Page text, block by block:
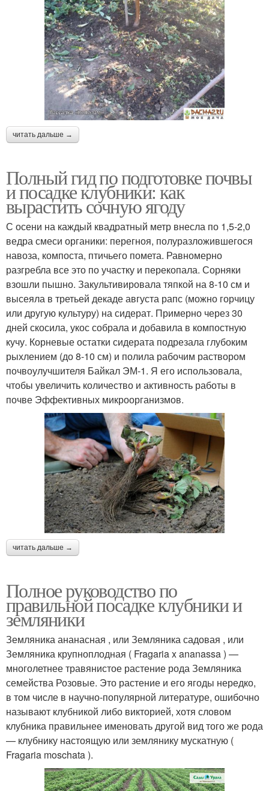
читать дальше →
Полный гид по подготовке почвы
и посадке клубники: как
вырастить сочную ягоду
С осени на каждый квадратный метр внесла по 1,5-2,0
ведра смеси органики: перегноя, полуразложившегося
навоза, компоста, птичьего помета. Равномерно
разгребла все это по участку и перекопала. Сорняки
взошли пышно. Закультивировала тяпкой на 8-10 см и
высеяла в третьей декаде августа рапс (можно горчицу
или другую культуру) на сидерат. Примерно через 30
дней скосила, укос собрала и добавила в компостную
кучу. Корневые остатки сидерата подрезала глубоким
рыхлением (до 8-10 см) и полила рабочим раствором
почвоулучшителя Байкал ЭМ-1. Я его использовала,
чтобы увеличить количество и активность работы в
почве Эффективных микроорганизмов.
читать дальше →
Полное руководство по
правильной посадке клубники и
земляники
Земляника ананасная , или Земляника садовая , или
Земляника крупноплодная ( Fragaria x ananassa ) —
многолетнее травянистое растение рода Земляника
семейства Розовые. Это растение и его ягоды нередко,
в том числе в научно-популярной литературе, ошибочно
называют клубникой либо викторией, хотя словом
клубника правильнее именовать другой вид того же рода
— клубнику настоящую или землянику мускатную (
Fragaria moschata ).